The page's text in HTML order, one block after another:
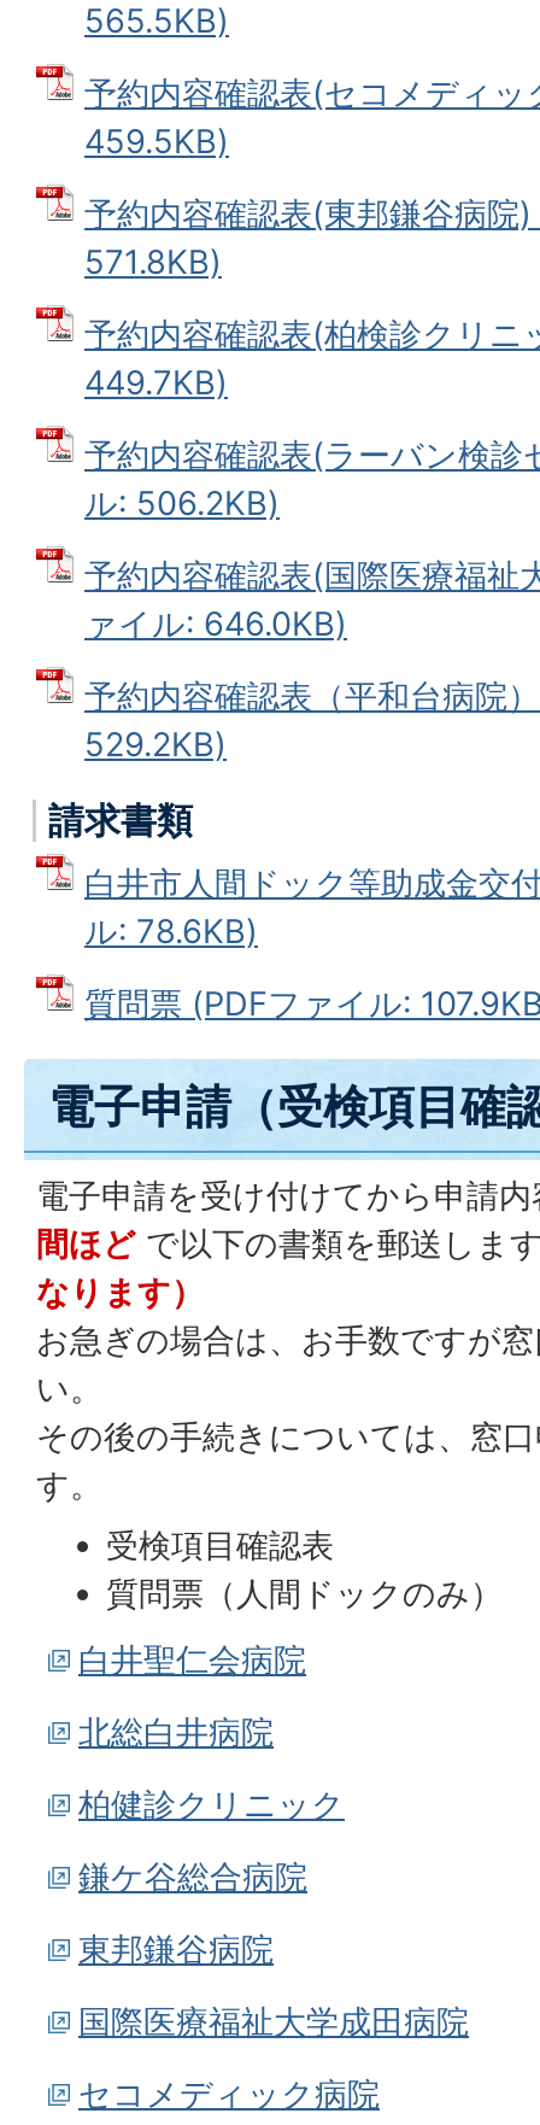
565.5KB)
予約内容確認表(セコメディ
459.5KB)
予約内容確認表(東邦鎌谷病院
571.8KB)
予約内容確認表(柏検診クリ
449.7KB)
予約内容確認表(ラーバン検
ル: 506.2KB)
予約内容確認表(国際医療福祉
ァイル: 646.0KB)
予約内容確認表（平和台病院
529.2KB)
請求書類
白井市人間ドック等助成金交
ル: 78.6KB)
質問票 (PDFファイル:
電子申請（受検項目確
電子申請を受け付けてから申請
間ほど で以下の書類を郵送しま
なります）
お急ぎの場合は、お手数ですが
い。
その後の手続きについては、窓
す。
受検項目確認表
質問票（人間ドックのみ）
白井聖仁会病院
北総白井病院
柏健診クリニック
鎌ケ谷総合病院
東邦鎌谷病院
国際医療福祉大学成田病院
セコメディック病院